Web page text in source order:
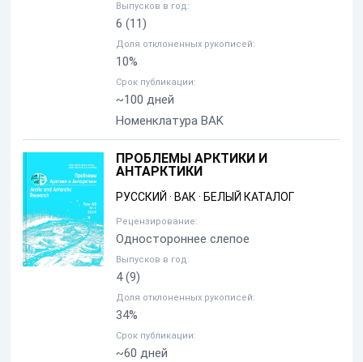
Выпусков в год:
6 (11)
Доля отклоненных рукописей:
10%
Срок публикации:
~100 дней
Номенклатура BAK
ПРОБЛЕМЫ АРКТИКИ И
АНТАРКТИКИ
РУССКИЙ · ВАК· БЕЛЫЙ КАТАЛОГ
Рецензирование:
Одностороннее слепое
Выпусков в год:
4(9)
Доля отклоненных рукописей:
34%
Срок публикации:
~60 дней